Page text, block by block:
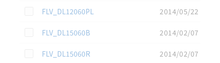
この資料を選択
FLV_DL12060PL
2014/05/22
この資料を選択
FLV_DL15060B
2014/02/07
この資料を選択
FLV_DL15060R
2014/02/07